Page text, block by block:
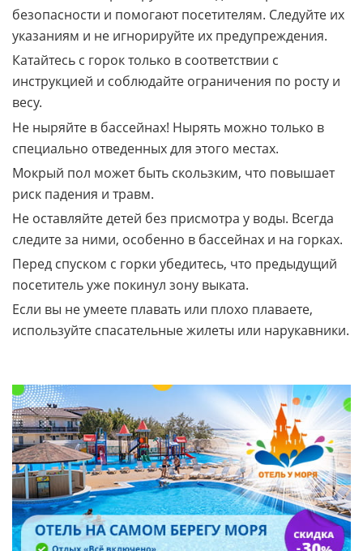
Спасатели контролируют соблюдение правил
безопасности и помогают посетителям. Следуйте их
указаниям и не игнорируйте их предупреждения.
Катайтесь с горок только в соответствии с
инструкцией и соблюдайте ограничения по росту и
весу.
Не ныряйте в бассейнах! Нырять можно только в
специально отведенных для этого местах.
Мокрый пол может быть скользким, что повышает
риск падения и травм.
Не оставляйте детей без присмотра у воды. Всегда
следите за ними, особенно в бассейнах и на горках.
Перед спуском с горки убедитесь, что предыдущий
посетитель уже покинул зону выката.
Если вы не умеете плавать или плохо плаваете,